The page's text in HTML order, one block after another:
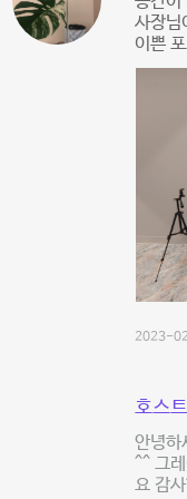
사장님
이쁜
2023-
호스
안녕
^^ 그
요 감